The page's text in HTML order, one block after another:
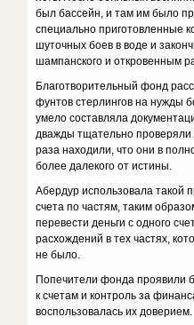
был бассейн, и там им было
специально приготовленные
шуточных боев в воде и
шампанского и откровенным
Благотворительный фонд
фунтов стерлингов на нужды
умело составляла
дважды тщательно
раза находили, что они в
более далекого от истины.
Абердур использовала такой
счета по частям, таким
перевести деньги с одного
расхождений в тех частях,
не было.
Попечители фонда проявили
к счетам и контроль за
воспользовалась их доверием.